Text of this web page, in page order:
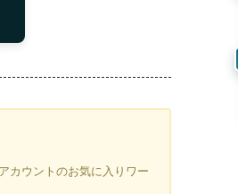
カウントのお気に入りワー